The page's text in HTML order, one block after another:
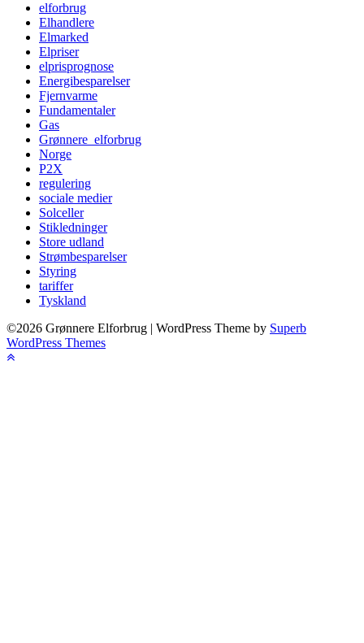
elforbrug
Elhandlere
Elmarked
Elpriser
elprisprognose
Energibesparelser
Fjernvarme
Fundamentaler
Gas
Grønnere_elforbrug
Norge
P2X
regulering
sociale medier
Solceller
Stikledninger
Store udland
Strømbesparelser
Styring
tariffer
Tyskland
©2026 Grønnere Elforbrug | WordPress Theme by Superb
WordPress Themes